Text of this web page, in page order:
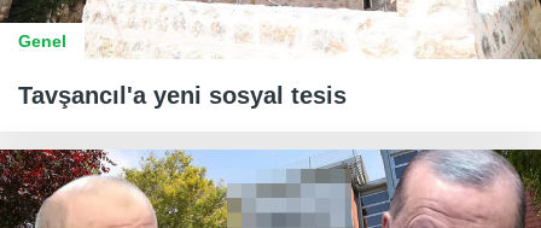
Genel
Tavşancıl'a yeni sosyal tesis